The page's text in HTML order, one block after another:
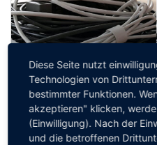
Diese Seite nutzt
Technologien von
bestimmter Funktionen.
akzeptieren" klicken,
(Einwilligung). Nach der
und die betroffenen